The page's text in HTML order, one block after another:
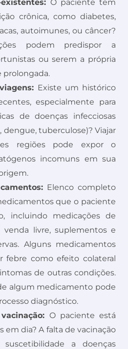
O paciente tem
crônica, como diabetes,
autoimunes, ou câncer?
podem predispor a
ou serem a própria
prolongada.
Existe um histórico
especialmente para
de doenças infecciosas
dengue, tuberculose)? Viajar
regiões pode expor o
incomuns em sua
Elenco completo
que o paciente
incluindo medicações de
venda livre, suplementos e
Alguns medicamentos
febre como efeito colateral
de outras condições.
algum medicamento pode
diagnóstico.
O paciente está
em dia? A falta de vacinação
a doenças